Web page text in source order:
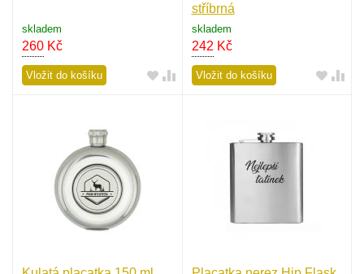
skladem
260 Kč
Vložit do košíku
stříbrná
skladem
242 Kč
Vložit do košíku